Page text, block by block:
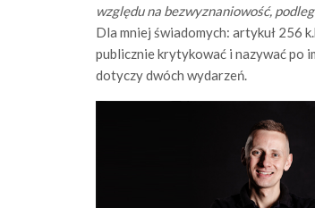
względu na bezwyznaniowość,
Dla mniej świadomych: artykuł 256
publicznie krytykować i nazywać po
dotyczy dwóch wydarzeń.